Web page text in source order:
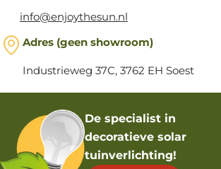
info@enjoythesun.nl
Adres (geen showroom)
Industrieweg 37C, 3762 EH Soest
De specialist in
decoratieve solar
tuinverlichting!